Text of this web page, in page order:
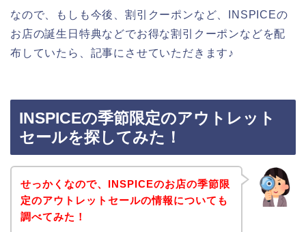
なので、もしも今後、割引クーポンなど、INSPICEの
お店の誕生日特典などでお得な割引クーポンなどを配
布していたら、記事にさせていただきます♪
INSPICEの季節限定のアウトレット
セールを探してみた！
せっかくなので、INSPICEのお店の季節限
定のアウトレットセールの情報についても
調べてみた！